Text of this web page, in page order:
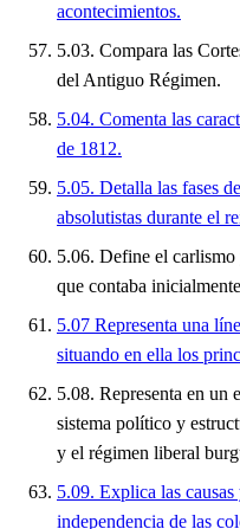
acontecimientos.
5.03. Compara las
del Antiguo Régimen.
5.04. Comenta las
de 1812.
5.05. Detalla las fases
absolutistas durante el
5.06. Define el
que contaba
5.07 Representa una
situando en ella los
5.08. Representa en un
sistema político y
y el régimen liberal
5.09. Explica las
independencia de las